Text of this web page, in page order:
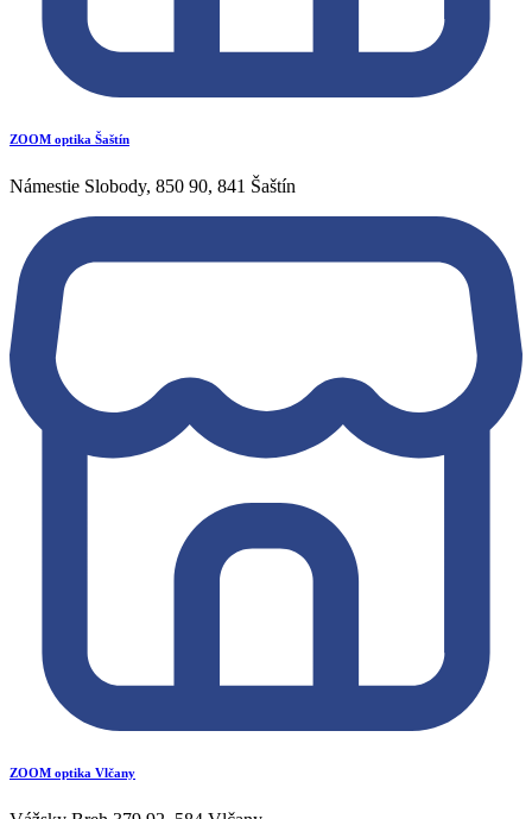
ZOOM optika Šaštín
Námestie Slobody, 850 90, 841 Šaštín
ZOOM optika Vlčany